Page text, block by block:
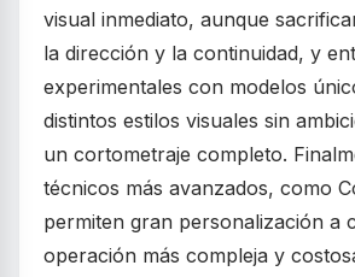
visual inmediato, aunque
la dirección y la continuidad, y
experimentales con modelos
distintos estilos visuales sin
un cortometraje completo.
técnicos más avanzados, como
permiten gran personalización a
operación más compleja y